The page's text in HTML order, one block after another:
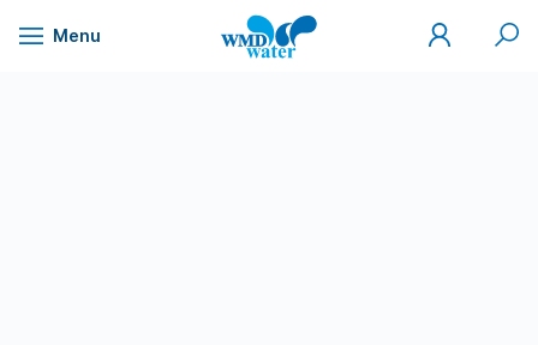
Naar
Menu
WMD
Drinkwater
Mijn
WMD
Zoek